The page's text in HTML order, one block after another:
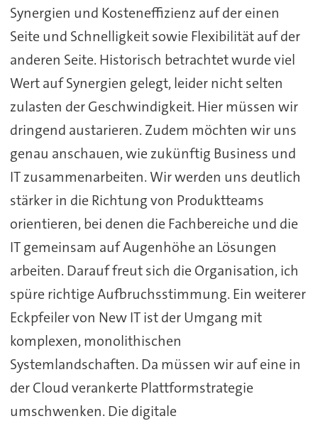
Synergien und Kosteneffizienz auf der einen
Seite und Schnelligkeit sowie Flexibilität auf der
anderen Seite. Historisch betrachtet wurde viel
Wert auf Synergien gelegt, leider nicht selten
zulasten der Geschwindigkeit. Hier müssen wir
dringend austarieren. Zudem möchten wir uns
genau anschauen, wie zukünftig Business und
IT zusammenarbeiten. Wir werden uns deutlich
stärker in die Richtung von Produktteams
orientieren, bei denen die Fachbereiche und die
IT gemeinsam auf Augenhöhe an Lösungen
arbeiten. Darauf freut sich die Organisation, ich
spüre richtige Aufbruchsstimmung. Ein weiterer
Eckpfeiler von New IT ist der Umgang mit
komplexen, monolithischen
Systemlandschaften. Da müssen wir auf eine in
der Cloud verankerte Plattformstrategie
umschwenken. Die digitale